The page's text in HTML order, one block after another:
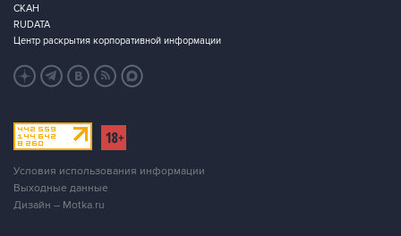
СКАН
RUDATA
Центр раскрытия корпоративной информации
Условия использования информации
Выходные данные
Дизайн – Motka.ru